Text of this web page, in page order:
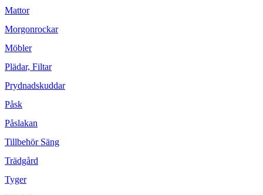
Mattor
Morgonrockar
Möbler
Plädar, Filtar
Prydnadskuddar
Påsk
Påslakan
Tillbehör Säng
Trädgård
Tyger